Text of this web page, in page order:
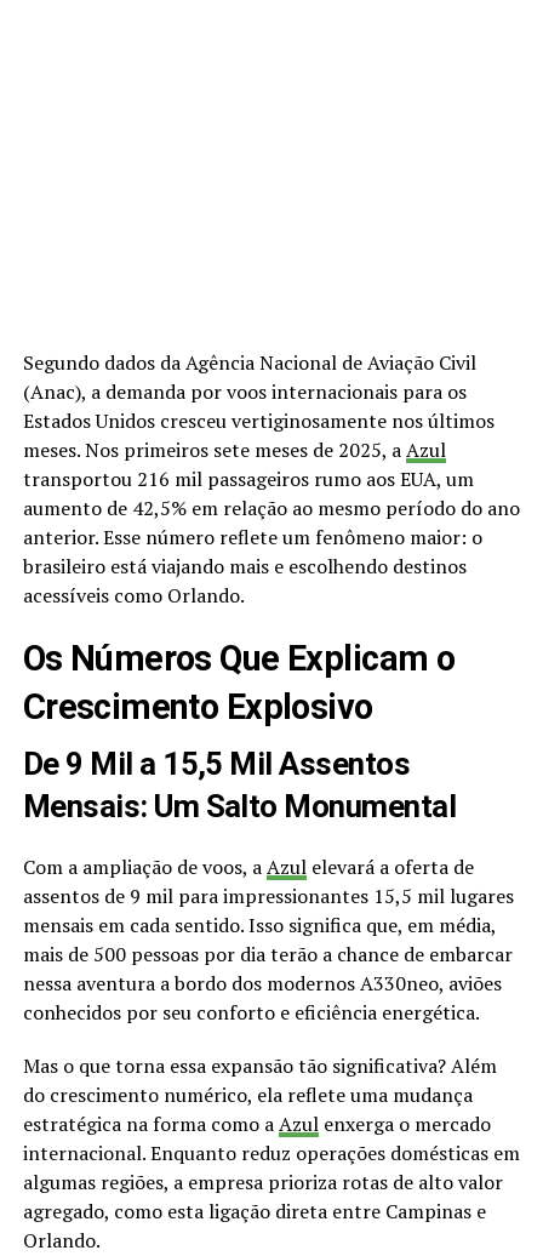
Segundo dados da Agência Nacional de Aviação Civil
(Anac), a demanda por voos internacionais para os
Estados Unidos cresceu vertiginosamente nos últimos
meses. Nos primeiros sete meses de 2025, aAzul
transportou 216 mil passageiros rumo aos EUA, um
aumento de 42,5% em relação ao mesmo período do ano
anterior. Esse número reflete um fenômeno maior: o
brasileiro está viajando mais e escolhendo destinos
acessíveis como Orlando.
Os Números Que Explicam o
Crescimento Explosivo
De 9 Mil a 15,5 Mil Assentos
Mensais: Um Salto Monumental
Com a ampliação de voos, aAzulelevará a oferta de
assentos de 9 mil para impressionantes 15,5 mil lugares
mensais em cada sentido. Isso significa que, em média,
mais de 500 pessoas por dia terão a chance de embarcar
nessa aventura a bordo dos modernos A330neo, aviões
conhecidos por seu conforto e eficiência energética.
Mas o que torna essa expansão tão significativa? Além
do crescimento numérico, ela reflete uma mudança
estratégica na forma como aAzulenxerga o mercado
internacional. Enquanto reduz operações domésticas em
algumas regiões, a empresa prioriza rotas de alto valor
agregado, como esta ligação direta entre Campinas e
Orlando.